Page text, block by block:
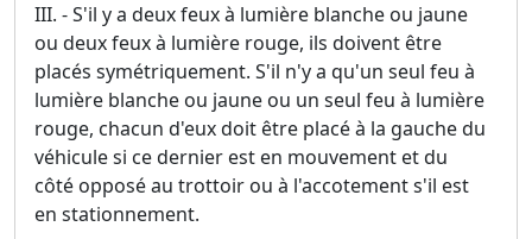
III. - S'il y a deux feux à lumière blanche ou jaune
ou deux feux à lumière rouge, ils doivent être
placés symétriquement. S'il n'y a qu'un seul feu à
lumière blanche ou jaune ou un seul feu à lumière
rouge, chacun d'eux doit être placé à la gauche du
véhicule si ce dernier est en mouvement et du
côté opposé au trottoir ou à l'accotement s'il est
en stationnement.